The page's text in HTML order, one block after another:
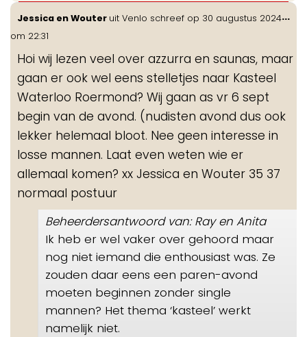
Jessica en Wouter uit Venlo schreef op 30 augustus 2024
om 22:31
Hoi wij lezen veel over azzurra en saunas, maar
gaan er ook wel eens stelletjes naar Kasteel
Waterloo Roermond? Wij gaan as vr 6 sept
begin van de avond. (nudisten avond dus ook
lekker helemaal bloot. Nee geen interesse in
losse mannen. Laat even weten wie er
allemaal komen? xx Jessica en Wouter 35 37
normaal postuur
Beheerdersantwoord van: Ray en Anita
Ik heb er wel vaker over gehoord maar
nog niet iemand die enthousiast was. Ze
zouden daar eens een paren-avond
moeten beginnen zonder single
mannen? Het thema ‘kasteel’ werkt
namelijk niet.
...